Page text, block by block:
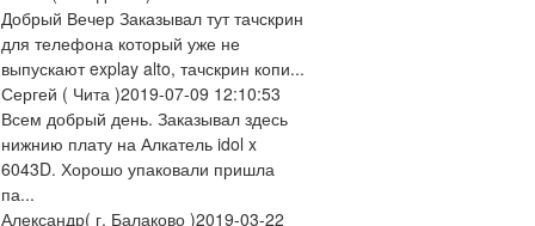
Добрый Вечер Заказывал тут тачскрин
для телефона который уже не
выпускают explay alto, тачскрин копи...
Сергей ( Чита )2019-07-09 12:10:53
Всем добрый день. Заказывал здесь
нижнию плату на Алкатель idol x
6043D. Хорошо упаковали пришла
па...
Александр( г. Балаково )2019-03-22